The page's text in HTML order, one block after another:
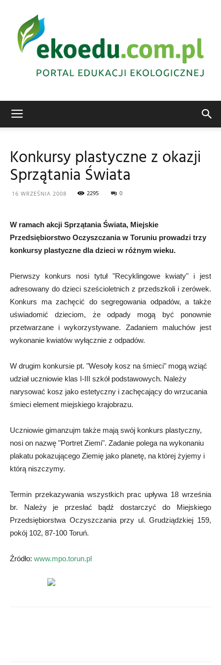
ekologiczna
Konkursy plastyczne z okazji
Sprzątania Świata
16 WRZEŚNIA 2008 2295 0
W ramach akcji Sprzątania Świata, Miejskie
Przedsiębiorstwo Oczyszczania w Toruniu prowadzi trzy
konkursy plastyczne dla dzieci w różnym wieku.
Pierwszy konkurs nosi tytuł "Recyklingowe kwiaty" i jest
adresowany do dzieci sześcioletnich z przedszkoli i zerówek.
Konkurs ma zachęcić do segregowania odpadów, a także
uświadomić dzieciom, że odpady mogą być ponownie
przetwarzane i wykorzystywane. Zadaniem maluchów jest
wykonanie kwiatów wyłącznie z odpadów.
W drugim konkursie pt. "Wesoły kosz na śmieci" mogą wziąć
udział uczniowie klas I-III szkół podstawowych. Należy
narysować kosz jako estetyczny i zachęcający do wrzucania
śmieci element miejskiego krajobrazu.
Uczniowie gimanzujm także mają swój konkurs plastyczny,
nosi on nazwę "Portret Ziemi". Zadanie polega na wykonaniu
plakatu pokazującego Ziemię jako planetę, na której żyjemy i
którą niszczymy.
Termin przekazywania wszystkich prac upływa 18 września
br. Należy je przesłać bądź dostarczyć do Miejskiego
Przedsiębiorstwa Oczyszczania przy ul. Grudziądzkiej 159,
pokój 102, 87-100 Toruń.
Źródło: www.mpo.torun.pl